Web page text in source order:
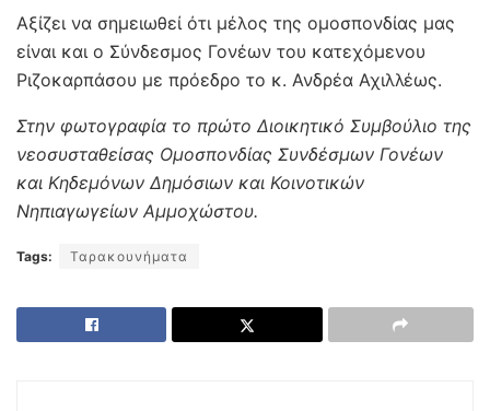
Αξίζει να σημειωθεί ότι μέλος της ομοσπονδίας μας
είναι και ο Σύνδεσμος Γονέων του κατεχόμενου
Ριζοκαρπάσου με πρόεδρο το κ. Ανδρέα Αχιλλέως.
Στην φωτογραφία το πρώτο Διοικητικό Συμβούλιο της
νεοσυσταθείσας Ομοσπονδίας Συνδέσμων Γονέων
και Κηδεμόνων Δημόσιων και Κοινοτικών
Νηπιαγωγείων Αμμοχώστου.
Tags: Ταρακουνήματα